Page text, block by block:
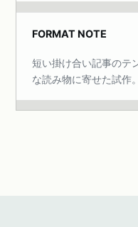
FORMAT NOTE
短い掛け合い記事のテ
な読み物に寄せた試作。